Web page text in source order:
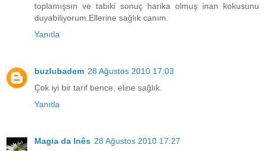
toplamışsın ve tabiki sonuç harika olmuş inan kokusunu
duyabiliyorum.Ellerine sağlık canım.
Yanıtla
buzlubadem 28 Ağustos 2010 17:03
Çok iyi bir tarif bence, eline sağlık.
Yanıtla
Magia da Inês 28 Ağustos 2010 17:27